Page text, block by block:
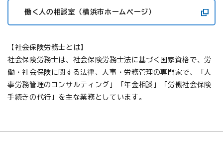
働く人の相談室（横浜市ホームページ）
【社会保険労務士とは】
社会保険労務士は、社会保険労務士法に基づく国家資格で、労
働・社会保険に関する法律、人事・労務管理の専門家で、「人
事労務管理のコンサルティング」「年金相談」「労働社会保険
手続きの代行」を主な業務としています。